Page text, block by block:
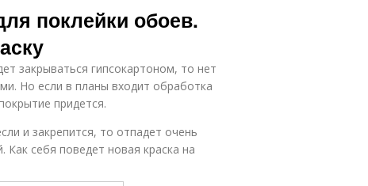
поклейки обоев.
закрываться гипсокартоном, то нет
Но если в планы входит обработка
придется.
и закрепится, то отпадет очень
себя поведет новая краска на